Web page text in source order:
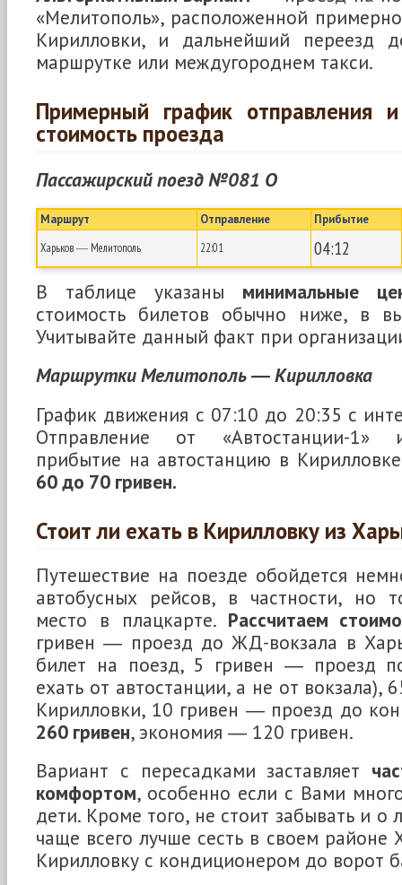
«Мелитополь», расположенной
Кирилловки, и дальнейший переезд
маршрутке или междугороднем такси.
Примерный график отправления и
стоимость проезда
Пассажирский поезд №081 О
Маршрут Отправление
Прибытие
Харьков ― Мелитополь
22:01 04:12
В таблице указаны минимальные
стоимость билетов обычно ниже, в
Учитывайте данный факт при
Маршрутки Мелитополь ― Кирилловка
График движения с 07:10 до 20:35 с
Отправление от «Автостанции-1»
прибытие на автостанцию в
60 до 70 гривен.
Стоит ли ехать в Кирилловку из
Путешествие на поезде обойдется
автобусных рейсов, в частности, но
место в плацкарте. Рассчитаем
гривен ― проезд до ЖД-вокзала в
билет на поезд, 5 гривен ― проезд
ехать от автостанции, а не от
Кирилловки, 10 гривен ― проезд до
260 гривен, экономия ― 120 гривен.
Вариант с пересадками заставляет
комфортом, особенно если с Вами
дети. Кроме того, не стоит забывать и о
чаще всего лучше сесть в своем районе
Кирилловку с кондиционером до ворот